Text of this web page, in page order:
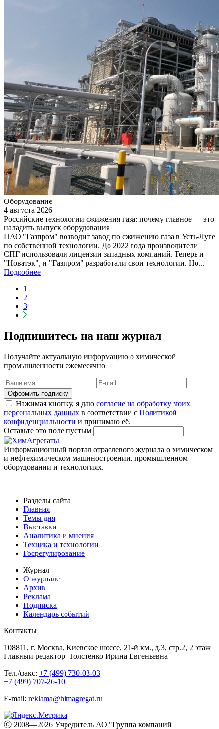
Оборудование
4 августа 2026
Российские технологии сжижения газа: почему главное — это
наладить выпуск оборудования
ПАО "Газпром" возводит завод по сжижению газа в Усть-Луге
по собственной технологии. До 2022 года производители
СПГ использовали лицензии западных компаний. Теперь и
"Новатэк", и "Газпром" разработали свои технологии. Но...
Подробнее
1
2
3
Подпишитесь на наш журнал
Получайте актуальную информацию о химической
промышленности ежемесячно
Оформить подписку
Нажимая кнопку, я даю согласие на обработку моих
персональных данных в соответствии с Политикой
конфиденциальности и принимаю её.
Оставьте это поле пустым
Информационный портал отраслевого журнала о химическом
и нефтехимическом машиностроении, промышленном
оборудовании и технологиях.
Разделы сайта
Главная
Темы дня
Выставки
Аналитика и мнения
Техника и технологии
Госрегулирование
Журнал
О журнале
Архив
Реклама
Подписка
Календарь событий
Контакты
108811, г. Москва, Киевское шоссе, 21-й км., д.3, стр.2, 2 этаж
Главный редактор: Толстенко Ирина Евгеньевна
Тел./факс: +7 (499) 730-03-03
+7 (499) 707-26-10
E-mail: reklama@himagregat.ru
ⓒ 2008—2026 Учредитель АО "Группа компаний